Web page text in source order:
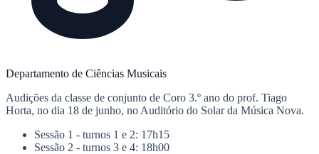
Departamento de Ciências Musicais
Audições da classe de conjunto de Coro 3.º ano do prof. Tiago
Horta, no dia 18 de junho, no Auditório do Solar da Música Nova.
Sessão 1 - turnos 1 e 2: 17h15
Sessão 2 - turnos 3 e 4: 18h00